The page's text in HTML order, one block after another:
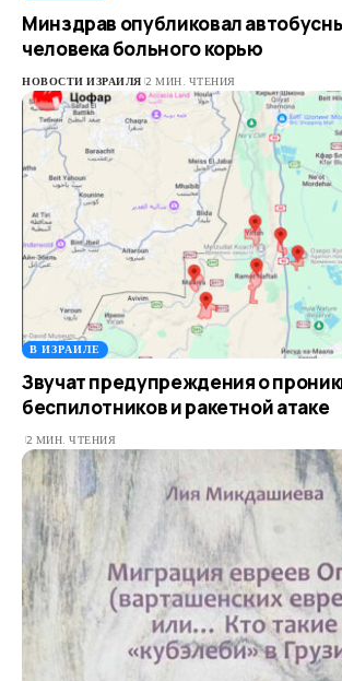
Минздрав опубликовал
человека больного корью
НОВОСТИ ИЗРАИЛЯ 2 МИН. ЧТЕНИЯ
В ИЗРАИЛЕ
Звучат предупреждения о
беспилотников и ракетной атаке
2 МИН. ЧТЕНИЯ